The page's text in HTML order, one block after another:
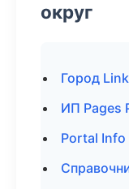
округ
Город
ИП Pages
Portal